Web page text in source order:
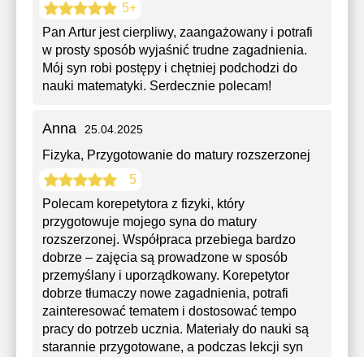
5+
Pan Artur jest cierpliwy, zaangażowany i potrafi
w prosty sposób wyjaśnić trudne zagadnienia.
Mój syn robi postępy i chętniej podchodzi do
nauki matematyki. Serdecznie polecam!
Anna 25.04.2025
Fizyka, Przygotowanie do matury rozszerzonej
5
Polecam korepetytora z fizyki, który
przygotowuje mojego syna do matury
rozszerzonej. Współpraca przebiega bardzo
dobrze – zajęcia są prowadzone w sposób
przemyślany i uporządkowany. Korepetytor
dobrze tłumaczy nowe zagadnienia, potrafi
zainteresować tematem i dostosować tempo
pracy do potrzeb ucznia. Materiały do nauki są
starannie przygotowane, a podczas lekcji syn